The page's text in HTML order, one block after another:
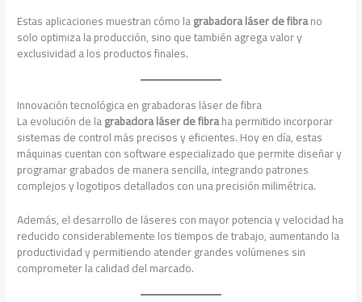
Estas aplicaciones muestran cómo lagrabadora láser de fibrano
solo optimiza la producción, sino que también agrega valor y
exclusividad a los productos finales.
Innovación tecnológica en grabadoras láser de fibra
La evolución de lagrabadora láser de fibraha permitido incorporar
sistemas de control más precisos y eficientes. Hoy en día, estas
máquinas cuentan con software especializado que permite diseñar y
programar grabados de manera sencilla, integrando patrones
complejos y logotipos detallados con una precisión milimétrica.
Además, el desarrollo de láseres con mayor potencia y velocidad ha
reducido considerablemente los tiempos de trabajo, aumentando la
productividad y permitiendo atender grandes volúmenes sin
comprometer la calidad del marcado.